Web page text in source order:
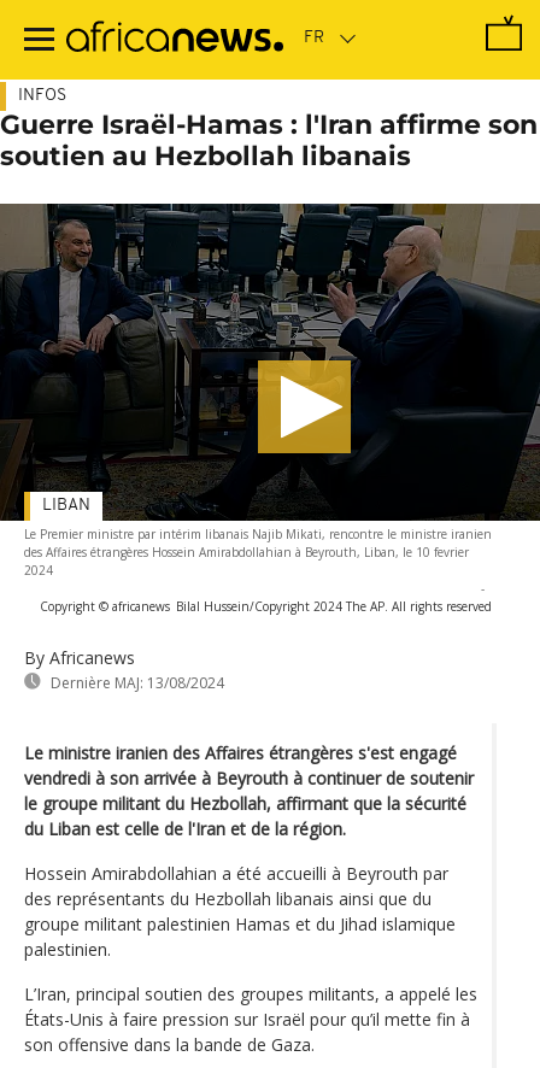
contenu
INFOS
Guerre Israël-Hamas : l'Iran affirme son
soutien au Hezbollah libanais
Le Premier ministre par intérim libanais Najib Mikati, rencontre le ministre iranien
des Affaires étrangères Hossein Amirabdollahian à Beyrouth, Liban, le 10 fevrier
2024
-
Copyright © africanews Bilal Hussein/Copyright 2024 The AP. All rights reserved
By Africanews
Dernière MAJ: 13/08/2024
LIBAN
Le ministre iranien des Affaires étrangères s'est engagé
vendredi à son arrivée à Beyrouth à continuer de soutenir
le groupe militant du Hezbollah, affirmant que la sécurité
du Liban est celle de l'Iran et de la région.
Hossein Amirabdollahian a été accueilli à Beyrouth par
des représentants du Hezbollah libanais ainsi que du
groupe militant palestinien Hamas et du Jihad islamique
palestinien.
L’Iran, principal soutien des groupes militants, a appelé les
États-Unis à faire pression sur Israël pour qu’il mette fin à
son offensive dans la bande de Gaza.